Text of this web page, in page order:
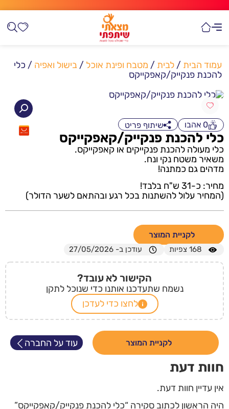
עמוד הבית / לבית / מטבח ופינת אוכל / בישול ואפיה / כלי
להכנת פנקייק/קאפקייקס
0 אהבו שיתוף פריט
כלי להכנת פנקייק/קאפקייקס
כלי מעולה להכנת פנקייקים או קאפקייקס.
משאיר משטח נקי ונח.
מדהים גם כמתנה!
מחיר: כ-31 ש"ח בלבד!
(המחיר עלול להשתנות בכל רגע ובהתאם לשער הדולר)
לקניית המוצר
168 צפיות עודכן ב- 27/05/2026
הקישור לא עובד?
נשמח שתעדכנו אותנו כדי שנוכל לתקן
לחצו כדי לעדכן
לקניית המוצר עוד על החברה
חוות דעת
אין עדיין חוות דעת.
היה הראשון לכתוב סקירה “כלי להכנת פנקייק/קאפקייקס”